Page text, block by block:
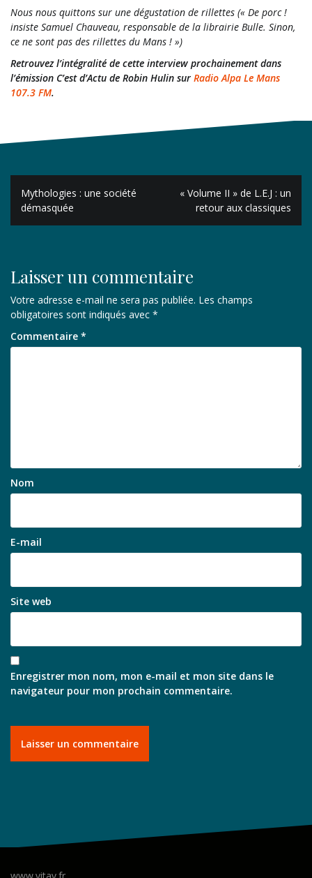
Nous nous quittons sur une dégustation de rillettes (« De porc !
insiste Samuel Chauveau, responsable de la librairie Bulle. Sinon,
ce ne sont pas des rillettes du Mans ! »)
Retrouvez l’intégralité de cette interview prochainement dans
l’émission C’est d’Actu de Robin Hulin sur Radio Alpa Le Mans
107.3 FM.
Navigation
de
l’article
Mythologies : une société
démasquée
« Volume II » de L.E.J : un
retour aux classiques
Laisser un commentaire
Votre adresse e-mail ne sera pas publiée. Les champs
obligatoires sont indiqués avec *
Commentaire *
Nom
E-mail
Site web
Enregistrer mon nom, mon e-mail et mon site dans le
navigateur pour mon prochain commentaire.